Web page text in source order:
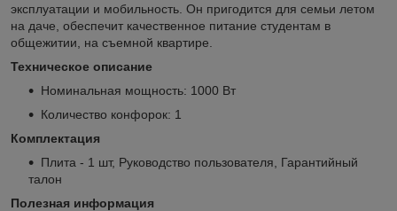
эксплуатации и мобильность. Он пригодится для семьи летом
на даче, обеспечит качественное питание студентам в
общежитии, на съемной квартире.
Техническое описание
Номинальная мощность: 1000 Вт
Количество конфорок: 1
Комплектация
Плита - 1 шт, Руководство пользователя, Гарантийный
талон
Полезная информация